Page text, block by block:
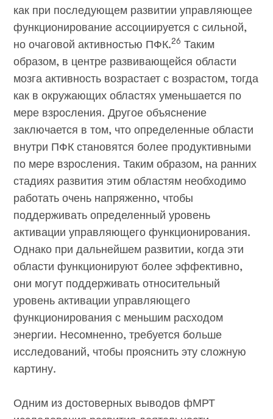
как при последующем развитии управляющее
функционирование ассоциируется с сильной,
но очаговой активностью ПФК.26 Таким
образом, в центре развивающейся области
мозга активность возрастает с возрастом, тогда
как в окружающих областях уменьшается по
мере взросления. Другое объяснение
заключается в том, что определенные области
внутри ПФК становятся более продуктивными
по мере взросления. Таким образом, на ранних
стадиях развития этим областям необходимо
работать очень напряженно, чтобы
поддерживать определенный уровень
активации управляющего функционирования.
Однако при дальнейшем развитии, когда эти
области функционируют более эффективно,
они могут поддерживать относительный
уровень активации управляющего
функционирования с меньшим расходом
энергии. Несомненно, требуется больше
исследований, чтобы прояснить эту сложную
картину.
Одним из достоверных выводов фМРТ